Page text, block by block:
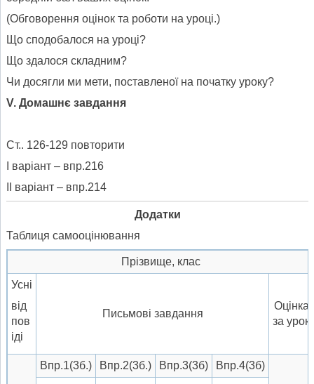
(Обговорення оцінок та роботи на уроці.)
Що сподобалося на уроці?
Що здалося складним?
Чи досягли ми мети, поставленої на початку уроку?
V. Домашнє завдання
Ст.. 126-129 повторити
І варіант – впр.216
ІІ варіант – впр.214
Додатки
Таблиця самооцінювання
Прізвище, клас
Усні
від
пов
іді
Письмові завдання
Оцінка
за урок
Впр.1(3б.) Впр.2(3б.) Впр.3(3б) Впр.4(3б)